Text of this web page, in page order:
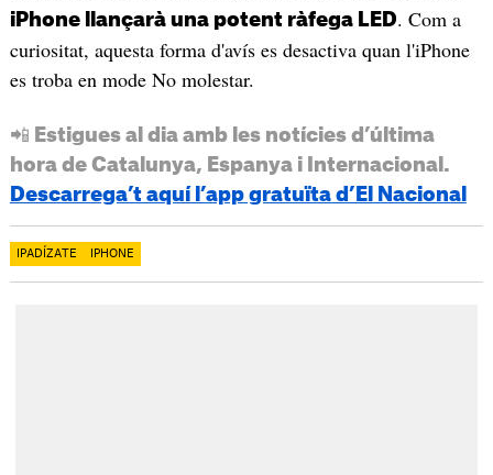
iPhone llançarà una potent ràfega LED. Com a
curiositat, aquesta forma d'avís es desactiva quan l'iPhone
es troba en mode No molestar.
📲 Estigues al dia amb les notícies d’última
hora de Catalunya, Espanya i Internacional.
Descarrega’t aquí l’app gratuïta d’El Nacional
IPADÍZATE IPHONE